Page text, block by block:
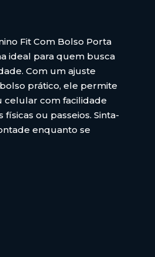
Fit Com Bolso Porta
ideal para quem busca
Com um ajuste
prático, ele permite
celular com facilidade
ou passeios. Sinta-
enquanto se